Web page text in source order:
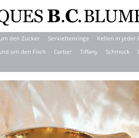
den Zucker Serviettenringe
Kellen in jeder
um den Fisch Cartier Tiffany Schmuck